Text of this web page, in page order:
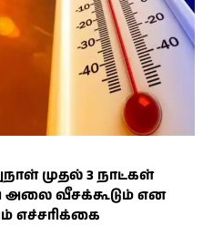
முதல் 3 நாட்கள்
அலை வீசக்கூடும் என
எச்சரிக்கை